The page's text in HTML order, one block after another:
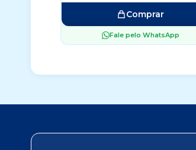
Comprar
Fale pelo WhatsApp